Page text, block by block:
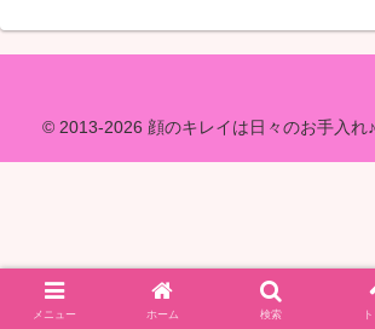
© 2013-2026 顔のキレイは日々のお手入れ
メニュー ホーム 検索